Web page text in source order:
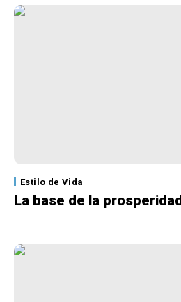
Estilo de Vida
La base de la prosperidad